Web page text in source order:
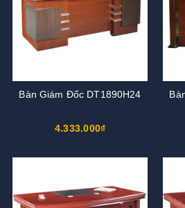
Bàn Giám Đốc DT1890H24
4.333.000₫